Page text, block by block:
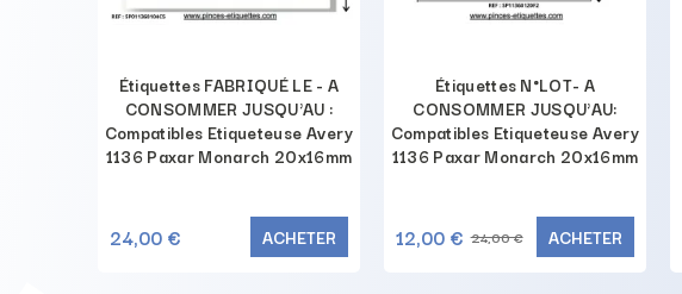
Étiquettes FABRIQUÉ LE - A
CONSOMMER JUSQU'AU :
Compatibles Etiqueteuse Avery
1136 Paxar Monarch 20x16mm
24,00 € ACHETER
Étiquettes N°LOT- A
CONSOMMER JUSQU'AU:
Compatibles Etiqueteuse Avery
1136 Paxar Monarch 20x16mm
12,00 € 24,00 € ACHETER